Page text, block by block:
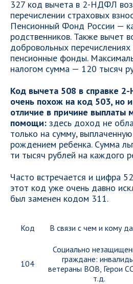
327 код вычета в 2-НДФЛ
перечислении страховых
Пенсионный Фонд России —
родственников. Также вычет
добровольных
пенсионные фонды.
налогом сумма — 120 тысяч
Код вычета 508 в справке
очень похож на код 503, но
отличие в причине выплаты
помощи: здесь доход не
только на сумму,
рождением ребенка. Сумма
ти тысяч рублей на каждого
Часто встречается и цифра
этот код уже очень давно
был заменен кодом 311.
Код В связи с чем и кому
104
Социально
граждане:
ветераны ВОВ, Герои
т.д.